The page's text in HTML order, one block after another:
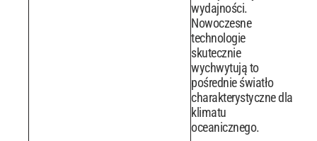
wydajności.
Nowoczesne
technologie
skutecznie
wychwytują to
pośrednie światło
charakterystyczne dla
klimatu
oceanicznego.